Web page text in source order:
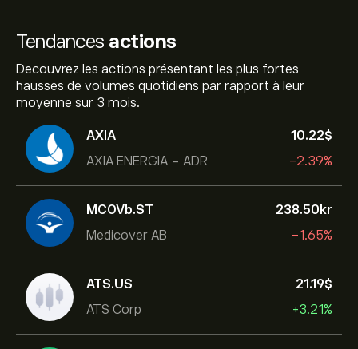
Tendances actions
Decouvrez les actions présentant les plus fortes
hausses de volumes quotidiens par rapport à leur
moyenne sur 3 mois.
AXIA
AXIA ENERGIA - ADR
10.22‎$‎
-2.39%
MCOVb.ST
Medicover AB
238.50‎kr‎
-1.65%
ATS.US
ATS Corp
21.19‎$‎
+3.21%